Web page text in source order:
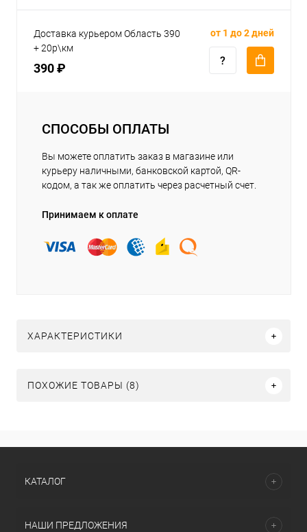
Доставка курьером Область 390
+ 20р\км
390 ₽
от 1 до 2 дней
СПОСОБЫ ОПЛАТЫ
Вы можете оплатить заказ в магазине или
курьеру наличными, банковской картой, QR-
кодом, а так же оплатить через расчетный счет.
Принимаем к оплате
ХАРАКТЕРИСТИКИ
ПОХОЖИЕ ТОВАРЫ (8)
КАТАЛОГ
НАШИ ПРЕДЛОЖЕНИЯ